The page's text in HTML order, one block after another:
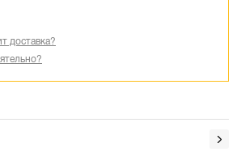
доставка?